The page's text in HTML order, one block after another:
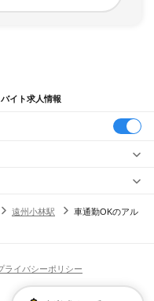
イト求人情報
富士市
富士宮駅西富士宮駅沼久保駅
バー（BAR）・バーテンダー
・髪色自由
遠州小林駅
車通勤OKのアル
ライバシーポリシー